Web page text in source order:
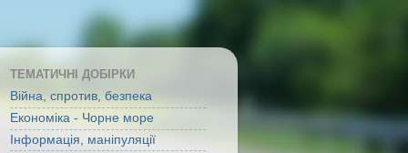
ТЕМАТИЧНІ ДОБІРКИ
Війна, спротив, безпека
Економіка - Чорне море
Інформація, маніпуляції